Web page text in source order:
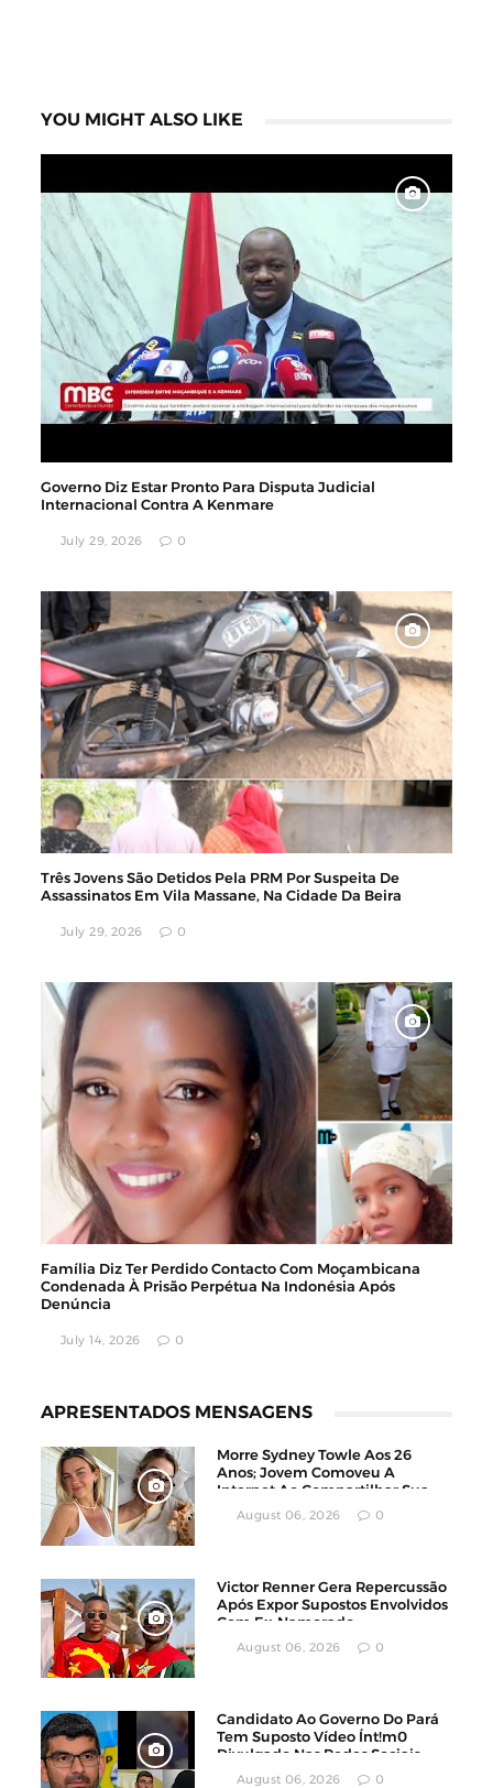
YOU MIGHT ALSO LIKE
Governo Diz Estar Pronto Para Disputa Judicial
Internacional Contra A Kenmare
July 29, 2026 0
Três Jovens São Detidos Pela PRM Por Suspeita De
Assassinatos Em Vila Massane, Na Cidade Da Beira
July 29, 2026 0
Família Diz Ter Perdido Contacto Com Moçambicana
Condenada À Prisão Perpétua Na Indonésia Após
Denúncia
July 14, 2026 0
APRESENTADOS MENSAGENS
Morre Sydney Towle Aos 26
Anos; Jovem Comoveu A
Internet Ao Compartilhar Sua
Luta Contra O Câncer
August 06, 2026 0
Victor Renner Gera Repercussão
Após Expor Supostos Envolvidos
Com Ex-Namorado
August 06, 2026 0
Candidato Ao Governo Do Pará
Tem Suposto Vídeo Ínt!m0
Divulgado Nas Redes Sociais
August 06, 2026 0